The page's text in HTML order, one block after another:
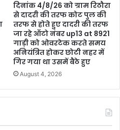
दिनांक 4/8/26 को ग्राम रिठौरा
से दादरी की तरफ कोट पुल की
तरफ से होते हुए दादरी की तरफ
जा रहे ऑटो नंबर up13 at 8921
गाड़ी को ओवरटेक करते समय
अनियंत्रित होकर छोटी नहर में
गिर गया था उसमें बैठे हुए
August 4, 2026